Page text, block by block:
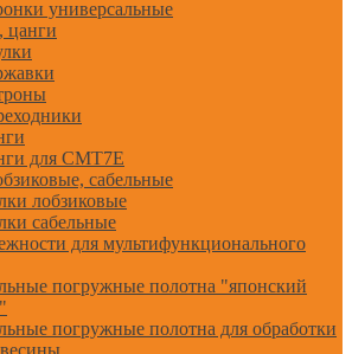
универсальные
цанги
для CMT7E
сабельные
лобзиковые
сабельные
для мультифункционального
погружные полотна "японский
погружные полотна для обработки